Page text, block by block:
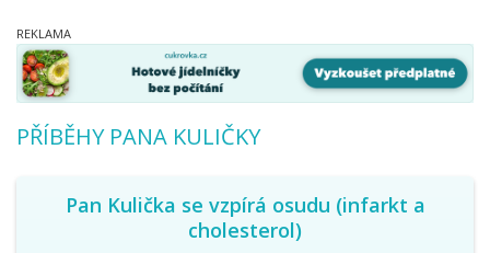
PŘÍBĚHY PANA KULIČKY
Pan Kulička se vzpírá osudu (infarkt a
cholesterol)